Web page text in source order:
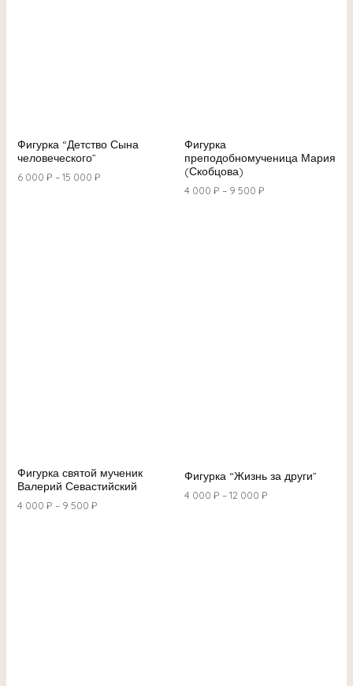
Фигурка “Детство Сына
человеческого”
6 000 ₽ –15 000 ₽
Фигурка
преподобномученица Мария
(Скобцова)
4 000 ₽ – 9 500 ₽
Фигурка святой мученик
Валерий Севастийский
4 000 ₽ – 9 500 ₽
Фигурка “Жизнь за други”
4 000 ₽ –12 000 ₽